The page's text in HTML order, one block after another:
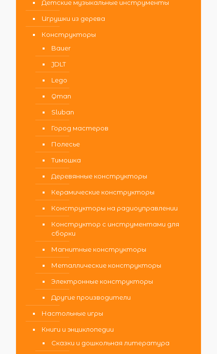
Детские музыкальные инструменты
Игрушки из дерева
Конструкторы
Bauer
JDLT
Lego
Qman
Sluban
Город мастеров
Полесье
Тимошка
Деревянные конструкторы
Керамические конструкторы
Конструкторы на радиоуправлении
Конструктор с инструментами для
сборки
Магнитные конструкторы
Металлические конструкторы
Электронные конструкторы
Другие производители
Настольные игры
Книги и энциклопедии
Сказки и дошкольная литература